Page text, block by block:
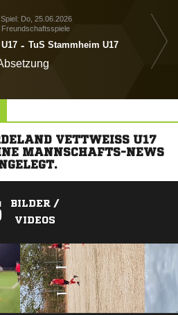
Do, 25.06.2026
Freundschaftsspiele
- TuS Stammheim U17
VETTWEISS U17 W
MANNSCHAFTS-NEWS A
BILDER /
VIDEOS